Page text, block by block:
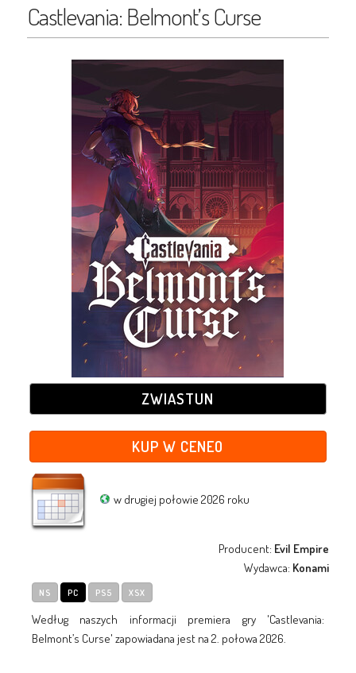
Castlevania: Belmont’s Curse
ZWIASTUN
KUP W CENEO
w drugiej połowie 2026 roku
Producent: Evil Empire
Wydawca: Konami
NS PC PS5 XSX
Według naszych informacji premiera gry 'Castlevania:
Belmont’s Curse' zapowiadana jest na 2. połowa 2026.